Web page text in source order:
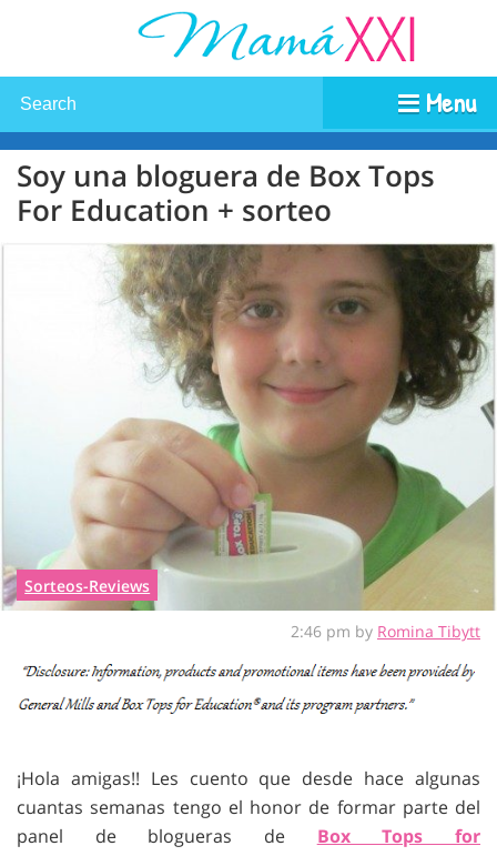
Menu
Soy una bloguera de Box Tops
For Education + sorteo
Sorteos-Reviews
2:46 pm by Romina Tibytt
¡Hola amigas!! Les cuento que desde hace algunas
cuantas semanas tengo el honor de formar parte del
panel de blogueras de Box Tops for